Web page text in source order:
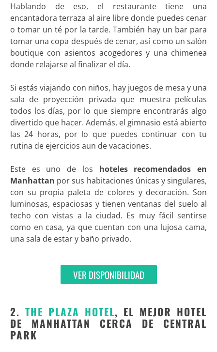
Hablando de eso, el restaurante tiene una
encantadora terraza al aire libre donde puedes cenar
o tomar un té por la tarde. También hay un bar para
tomar una copa después de cenar, así como un salón
boutique con asientos acogedores y una chimenea
donde relajarse al finalizar el día.
Si estás viajando con niños, hay juegos de mesa y una
sala de proyección privada que muestra películas
todos los días, por lo que siempre encontrarás algo
divertido que hacer. Además, el gimnasio está abierto
las 24 horas, por lo que puedes continuar con tu
rutina de ejercicios aun de vacaciones.
Este es uno de los hoteles recomendados en
Manhattan por sus habitaciones únicas y singulares,
con su propia paleta de colores y decoración. Son
luminosas, espaciosas y tienen ventanas del suelo al
techo con vistas a la ciudad. Es muy fácil sentirse
como en casa, ya que cuentan con una lujosa cama,
una sala de estar y baño privado.
VER DISPONIBILIDAD
2. THE PLAZA HOTEL, EL MEJOR HOTEL
DE MANHATTAN CERCA DE CENTRAL
PARK